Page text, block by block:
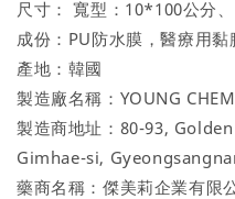
尺寸： 寬型：10*100公分
成份：PU防水膜，醫療用黏
產地：韓國
製造廠名稱：YOUNG
製造商地址：80-93,
Gimhae-si,
藥商名稱：傑美莉企業有限